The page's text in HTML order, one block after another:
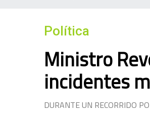
Política
Ministro
incidentes
DURANTE UN RECORRIDO